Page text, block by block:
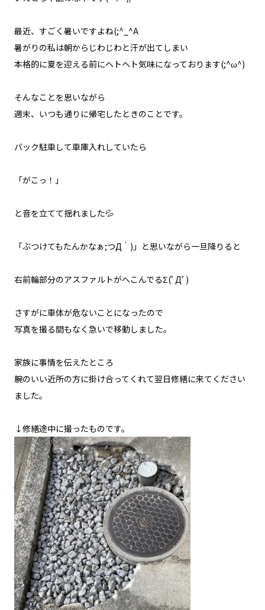
最近、すごく暑いですよね(;^_^A
暑がりの私は朝からじわじわと汗が出てしまい
本格的に夏を迎える前にヘトヘト気味になっております(;^ω^)
そんなことを思いながら
週末、いつも通りに帰宅したときのことです。
バック駐車して車庫入れしていたら
「がこっ！」
と音を立てて揺れました💦
「ぶつけてもたんかなぁ;つД｀)」と思いながら一旦降りると
右前輪部分のアスファルトがへこんでるΣ(ﾟДﾟ)
さすがに車体が危ないことになったので
写真を撮る間もなく急いで移動しました。
家族に事情を伝えたところ
腕のいい近所の方に掛け合ってくれて翌日修繕に来てください
ました。
↓修繕途中に撮ったものです。